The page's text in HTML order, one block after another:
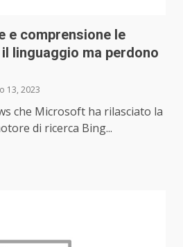
e comprensione le
linguaggio ma perdono
13, 2023
che Microsoft ha rilasciato la
di ricerca Bing...